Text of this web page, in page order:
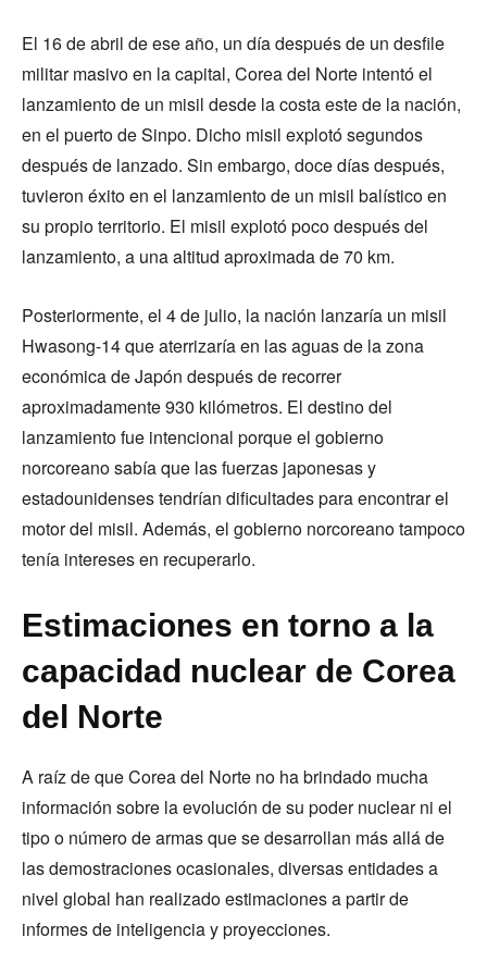
El 16 de abril de ese año, un día después de un desfile
militar masivo en la capital, Corea del Norte intentó el
lanzamiento de un misil desde la costa este de la nación,
en el puerto de Sinpo. Dicho misil explotó segundos
después de lanzado. Sin embargo, doce días después,
tuvieron éxito en el lanzamiento de un misil balístico en
su propio territorio. El misil explotó poco después del
lanzamiento, a una altitud aproximada de 70 km.
Posteriormente, el 4 de julio, la nación lanzaría un misil
Hwasong-14 que aterrizaría en las aguas de la zona
económica de Japón después de recorrer
aproximadamente 930 kilómetros. El destino del
lanzamiento fue intencional porque el gobierno
norcoreano sabía que las fuerzas japonesas y
estadounidenses tendrían dificultades para encontrar el
motor del misil. Además, el gobierno norcoreano tampoco
tenía intereses en recuperarlo.
Estimaciones en torno a la
capacidad nuclear de Corea
del Norte
A raíz de que Corea del Norte no ha brindado mucha
información sobre la evolución de su poder nuclear ni el
tipo o número de armas que se desarrollan más allá de
las demostraciones ocasionales, diversas entidades a
nivel global han realizado estimaciones a partir de
informes de inteligencia y proyecciones.